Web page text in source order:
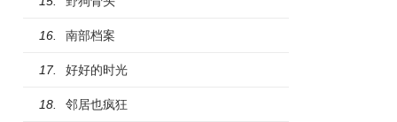
16. 南部档案
17. 好好的时光
18. 邻居也疯狂